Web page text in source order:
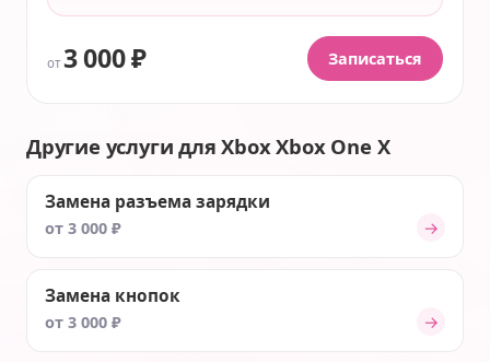
от 3 000 ₽ Записаться
Другие услуги для Xbox Xbox One X
Замена разъема зарядки
от 3 000 ₽ →
Замена кнопок
от 3 000 ₽ →